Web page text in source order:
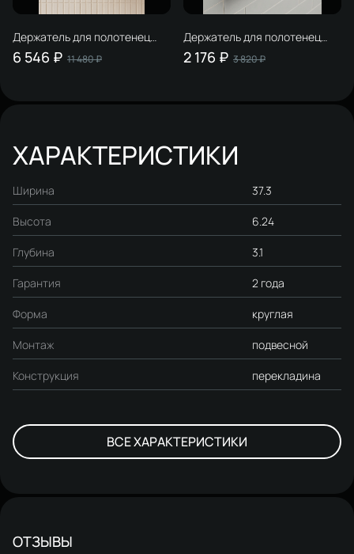
Держатель для полотенец
STWORKI Киркенес S45361GM
матовое золото
6 546 ₽ 11 480 ₽
Держатель для полотенец
STWORKI Дублин S41365BK
матовый черный
2 176 ₽ 3 820 ₽
ХАРАКТЕРИСТИКИ
Ширина 37.3
Высота 6.24
Глубина 3.1
Гарантия 2 года
Форма круглая
Монтаж подвесной
Конструкция перекладина
ВСЕ ХАРАКТЕРИСТИКИ
ОТЗЫВЫ